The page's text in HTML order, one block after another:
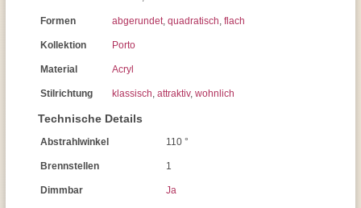
Formen abgerundet, quadratisch, flach
Kollektion Porto
Material Acryl
Stilrichtung klassisch, attraktiv, wohnlich
Technische Details
Abstrahlwinkel 110 °
Brennstellen 1
Dimmbar Ja